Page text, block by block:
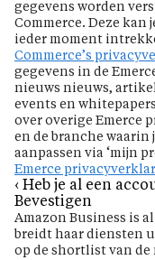
gegevens worden
Commerce. Deze kan
ieder moment
Commerce’s
gegevens in de
nieuws nieuws,
events en
over overige Emerce
en de branche waarin
aanpassen via ‘mijn
Emerce
‹ Heb je al een
Bevestigen
Amazon Business is
breidt haar diensten
op de shortlist van